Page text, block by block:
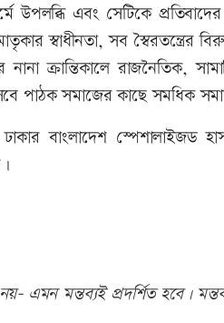
উপলব্ধি এবং সেটিকে
সব স্বৈরতন্ত্রের
ক্রান্তিকালে রাজনৈতিক,
পাঠক সমাজের কাছে সমধিক
বাংলাদেশ স্পেশালাইজড
মন্তব্যই প্রদর্শিত হবে।